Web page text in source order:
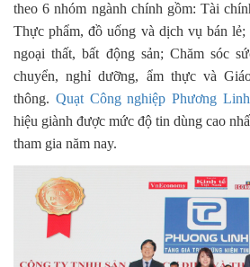
theo 6 nhóm ngành chính gồm: Tài
Thực phẩm, đồ uống và dịch vụ bán lẻ;
ngoại thất, bất động sản; Chăm sóc
chuyển, nghỉ dưỡng, ẩm thực và
thông. Quạt Công nghiệp Phương Linh
hiệu giành được mức độ tin dùng cao
tham gia năm nay.